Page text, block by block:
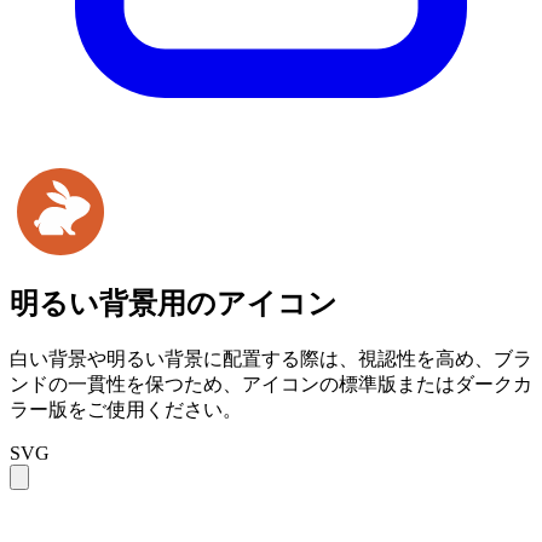
明るい背景用のアイコン
白い背景や明るい背景に配置する際は、視認性を高め、ブラ
ンドの一貫性を保つため、アイコンの標準版またはダークカ
ラー版をご使用ください。
SVG